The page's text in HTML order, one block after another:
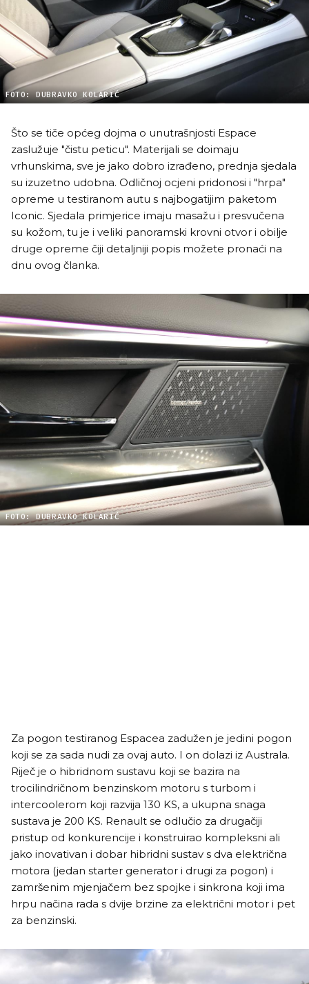
FOTO: DUBRAVKO KOLARIĆ
Što se tiče općeg dojma o unutrašnjosti Espace
zaslužuje "čistu peticu". Materijali se doimaju
vrhunskima, sve je jako dobro izrađeno, prednja sjedala
su izuzetno udobna. Odličnoj ocjeni pridonosi i "hrpa"
opreme u testiranom autu s najbogatijim paketom
Iconic. Sjedala primjerice imaju masažu i presvučena
su kožom, tu je i veliki panoramski krovni otvor i obilje
druge opreme čiji detaljniji popis možete pronaći na
dnu ovog članka.
FOTO: DUBRAVKO KOLARIĆ
Za pogon testiranog Espacea zadužen je jedini pogon
koji se za sada nudi za ovaj auto. I on dolazi iz Australa.
Riječ je o hibridnom sustavu koji se bazira na
trocilindričnom benzinskom motoru s turbom i
intercoolerom koji razvija 130 KS, a ukupna snaga
sustava je 200 KS. Renault se odlučio za drugačiji
pristup od konkurencije i konstruirao kompleksni ali
jako inovativan i dobar hibridni sustav s dva električna
motora (jedan starter generator i drugi za pogon) i
zamršenim mjenjačem bez spojke i sinkrona koji ima
hrpu načina rada s dvije brzine za električni motor i pet
za benzinski.